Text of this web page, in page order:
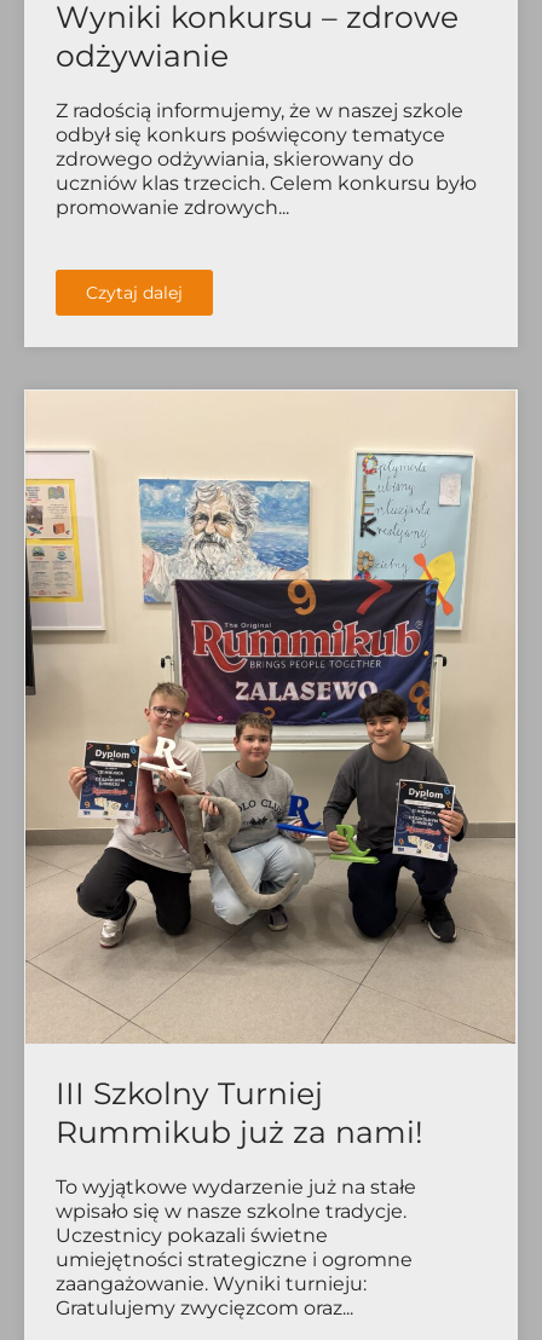
Wyniki konkursu – zdrowe
odżywianie
Z radością informujemy, że w naszej szkole
odbył się konkurs poświęcony tematyce
zdrowego odżywiania, skierowany do
uczniów klas trzecich. Celem konkursu było
promowanie zdrowych...
Czytaj dalej
III Szkolny Turniej
Rummikub już za nami!
To wyjątkowe wydarzenie już na stałe
wpisało się w nasze szkolne tradycje.
Uczestnicy pokazali świetne
umiejętności strategiczne i ogromne
zaangażowanie. Wyniki turnieju:
Gratulujemy zwycięzcom oraz...